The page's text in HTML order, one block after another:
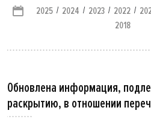
2025 / 2024 / 2023 / 2022 /
2018
Обновлена информация,
раскрытию, в отношении